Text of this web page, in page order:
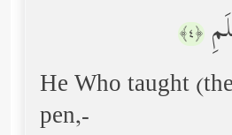
﴿٤﴾
He Who taught
pen,-